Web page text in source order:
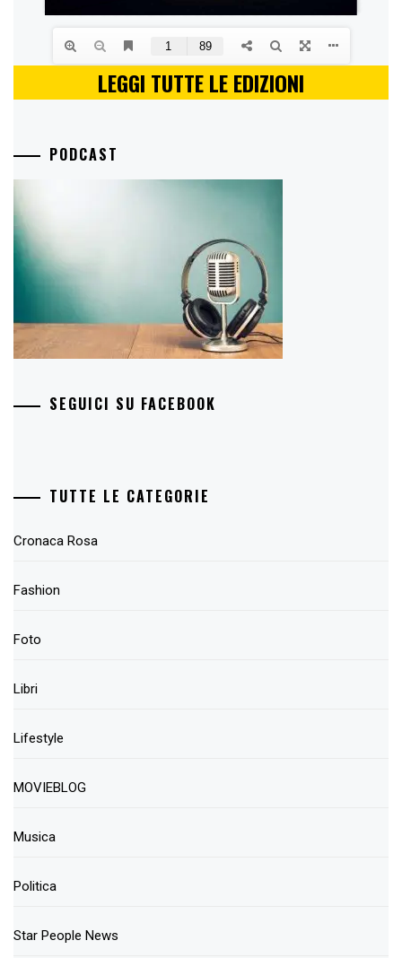
LEGGI TUTTE LE EDIZIONI
PODCAST
SEGUICI SU FACEBOOK
TUTTE LE CATEGORIE
Cronaca Rosa
Fashion
Foto
Libri
Lifestyle
MOVIEBLOG
Musica
Politica
Star People News